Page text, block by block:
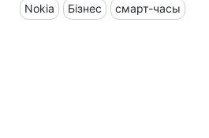
Nokia Бізнес смарт-часы